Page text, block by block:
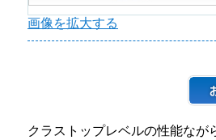
画像を拡大する
クラストップレベルの性能なが